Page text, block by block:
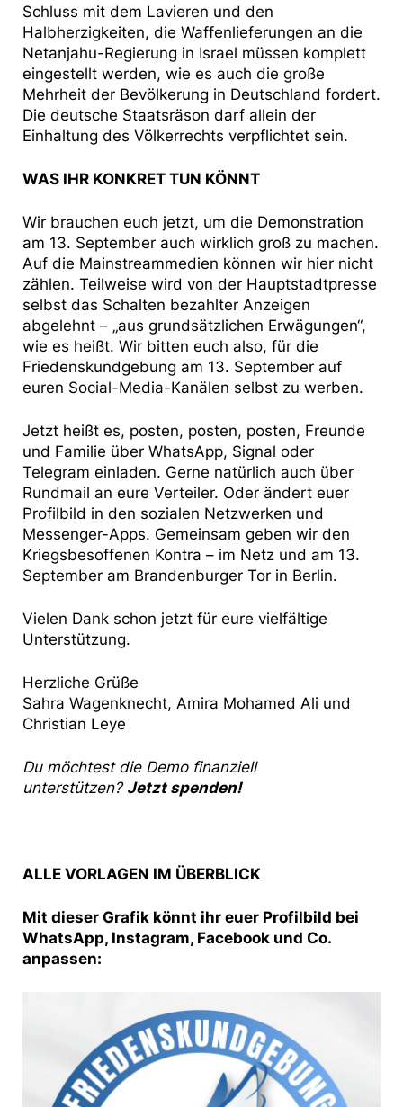
Schluss mit dem Lavieren und den
Halbherzigkeiten, die Waffenlieferungen an die
Netanjahu-Regierung in Israel müssen komplett
eingestellt werden, wie es auch die große
Mehrheit der Bevölkerung in Deutschland fordert.
Die deutsche Staatsräson darf allein der
Einhaltung des Völkerrechts verpflichtet sein.
WAS IHR KONKRET TUN KÖNNT
Wir brauchen euch jetzt, um die Demonstration
am 13. September auch wirklich groß zu machen.
Auf die Mainstreammedien können wir hier nicht
zählen. Teilweise wird von der Hauptstadtpresse
selbst das Schalten bezahlter Anzeigen
abgelehnt – „aus grundsätzlichen Erwägungen“,
wie es heißt. Wir bitten euch also, für die
Friedenskundgebung am 13. September auf
euren Social-Media-Kanälen selbst zu werben.
Jetzt heißt es, posten, posten, posten, Freunde
und Familie über WhatsApp, Signal oder
Telegram einladen. Gerne natürlich auch über
Rundmail an eure Verteiler. Oder ändert euer
Profilbild in den sozialen Netzwerken und
Messenger-Apps. Gemeinsam geben wir den
Kriegsbesoffenen Kontra – im Netz und am 13.
September am Brandenburger Tor in Berlin.
Vielen Dank schon jetzt für eure vielfältige
Unterstützung.
Herzliche Grüße
Sahra Wagenknecht, Amira Mohamed Ali und
Christian Leye
Du möchtest die Demo finanziell
unterstützen? Jetzt spenden!
ALLE VORLAGEN IM ÜBERBLICK
Mit dieser Grafik könnt ihr euer Profilbild bei
WhatsApp, Instagram, Facebook und Co.
anpassen: